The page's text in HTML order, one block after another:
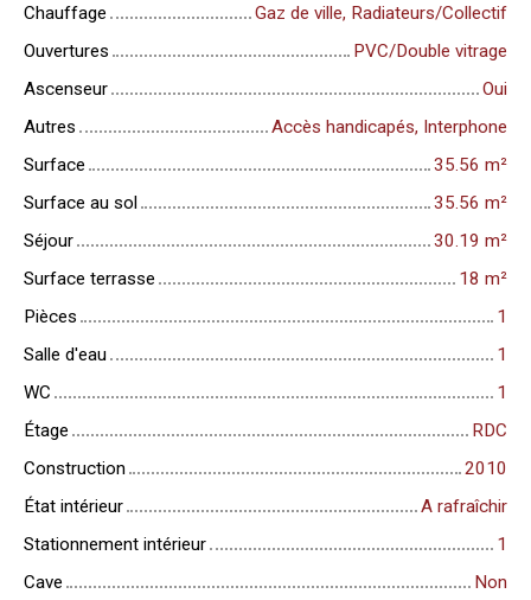
Chauffage
Gaz de ville, Radiateurs/Collectif
Ouvertures
PVC/Double vitrage
Ascenseur
Oui
Autres
Accès handicapés, Interphone
Surface
35.56 m²
Surface au sol
35.56 m²
Séjour
30.19 m²
Surface terrasse
18 m²
Pièces
1
Salle d'eau
1
WC
1
Étage
RDC
Construction
2010
État intérieur
A rafraîchir
Stationnement intérieur
1
Cave
Non